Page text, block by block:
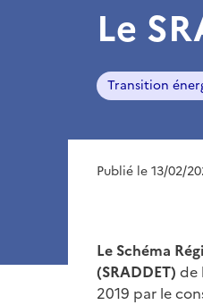
Le
Transition
Publié le 13/02/
Le Schéma
(SRADDET) de
2019 par le